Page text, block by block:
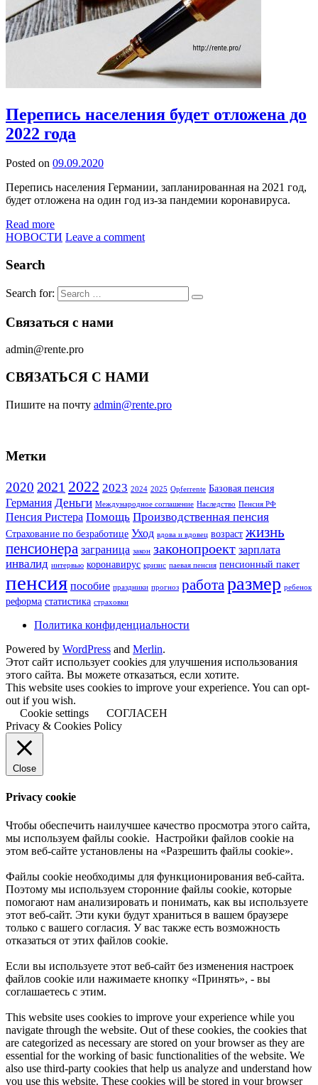
Перепись населения будет отложена до
2022 года
Posted on 09.09.2020
Перепись населения Германии, запланированная на 2021 год,
будет отложена на один год из-за пандемии коронавируса.
Read more
НОВОСТИ Leave a comment
Search
Search for:
Связаться с нами
admin@rente.pro
СВЯЗАТЬСЯ С НАМИ
Пишите на почту admin@rente.pro
Метки
2020 2021 2022 2023 2024 2025 Opferrente Базовая пенсия
Германия Деньги Международное соглашение Наследство Пенсия РФ
Пенсия Ристера Помощь Производственная пенсия
Страхование по безработице Уход вдова и вдовец возраст жизнь
пенсионера заграница закон законопроект зарплата
инвалид интервью коронавирус кризис паевая пенсия пенсионный пакет
пенсия пособие праздники прогноз работа размер ребенок
реформа статистика страховки
Политика конфиденциальности
Powered by WordPress and Merlin.
Этот сайт использует cookies для улучшения использования
этого сайта. Вы можете отказаться, если хотите.
This website uses cookies to improve your experience. You can opt-
out if you wish.
Cookie settings
СОГЛАСЕН
Privacy & Cookies Policy
Close
Privacy cookie
Чтобы обеспечить наилучшее качество просмотра этого сайта,
мы используем файлы cookie. Настройки файлов cookie на
этом веб-сайте установлены на «Разрешить файлы cookie».
Файлы cookie необходимы для функционирования веб-сайта.
Поэтому мы используем сторонние файлы cookie, которые
помогают нам анализировать и понимать, как вы используете
этот веб-сайт. Эти куки будут храниться в вашем браузере
только с вашего согласия. У вас также есть возможность
отказаться от этих файлов cookie.
Если вы используете этот веб-сайт без изменения настроек
файлов cookie или нажимаете кнопку «Принять», - вы
соглашаетесь с этим.
This website uses cookies to improve your experience while you
navigate through the website. Out of these cookies, the cookies that
are categorized as necessary are stored on your browser as they are
essential for the working of basic functionalities of the website. We
also use third-party cookies that help us analyze and understand how
you use this website. These cookies will be stored in your browser